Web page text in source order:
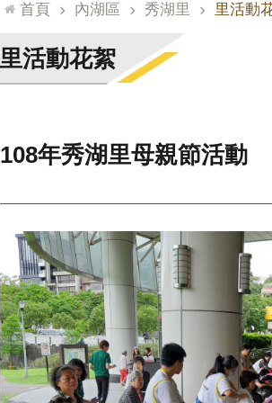
首頁 內湖區 秀湖里 里活動
里活動花絮
108年秀湖里母親節活動